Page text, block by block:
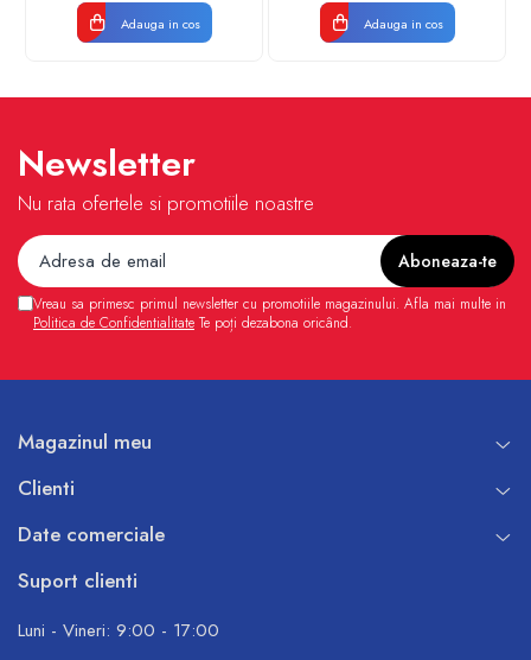
Adauga in cos Adauga in cos
Newsletter
Nu rata ofertele si promotiile noastre
Vreau sa primesc primul newsletter cu promotiile magazinului. Afla mai multe in
Politica de Confidentialitate Te poți dezabona oricând.
Magazinul meu
Clienti
Date comerciale
Suport clienti
Luni - Vineri: 9:00 - 17:00